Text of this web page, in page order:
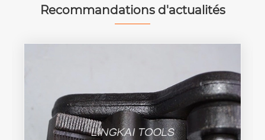
Recommandations d'actualités